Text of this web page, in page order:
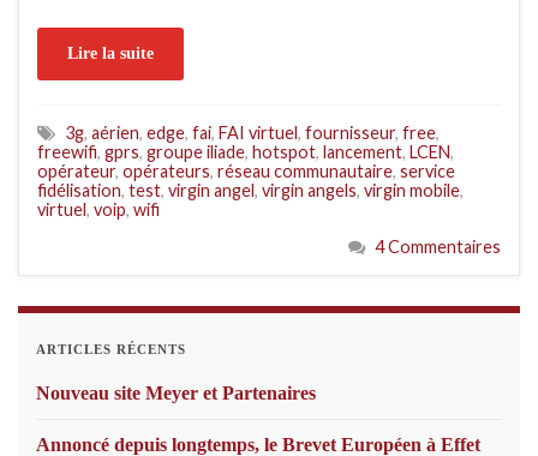
Lire la suite
3g, aérien, edge, fai, FAI virtuel, fournisseur, free,
freewifi, gprs, groupe iliade, hotspot, lancement, LCEN,
opérateur, opérateurs, réseau communautaire, service
fidélisation, test, virgin angel, virgin angels, virgin mobile,
virtuel, voip, wifi
4 Commentaires
ARTICLES RÉCENTS
Nouveau site Meyer et Partenaires
Annoncé depuis longtemps, le Brevet Européen à Effet